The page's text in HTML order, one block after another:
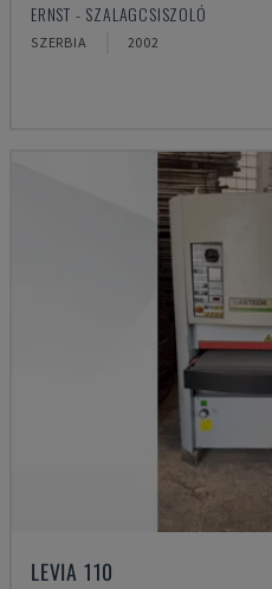
ERNST - SZALAGCSISZOLÓ
SZERBIA 2002
LEVIA 110